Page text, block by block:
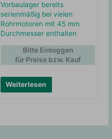
Vorbaulager bereits
serienmäßig bei vielen
Rohrmotoren mit 45 mm
Durchmesser enthalten
Weiterlesen
Bitte Einloggen
für Preise bzw. Kauf